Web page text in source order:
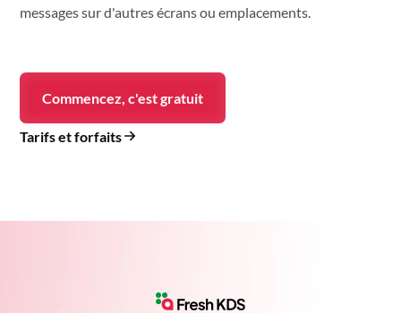
messages sur d'autres écrans ou emplacements.
Commencez, c'est gratuit
Tarifs et forfaits